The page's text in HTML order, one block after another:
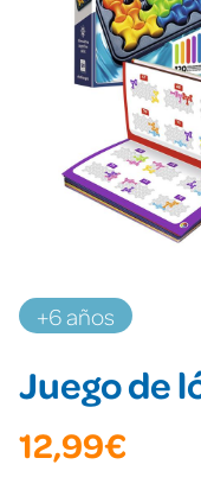
+6 años
Juego de
12,99€